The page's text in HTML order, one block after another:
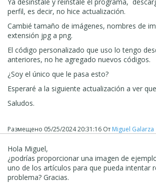
perfil, es decir, no hice actualización.
Cambié tamaño de imágenes, nombres de
extensión jpg a png.
El código personalizado que uso lo tengo
anteriores, no he agregado nuevos códigos.
¿Soy el único que le pasa esto?
Esperaré a la siguiente actualización a ver
Saludos.
Размещено 05/25/2024 20:31:16 От Miguel Galarza
Hola Miguel,
¿podrías proporcionar una imagen de
uno de los artículos para que pueda intentar
problema? Gracias.